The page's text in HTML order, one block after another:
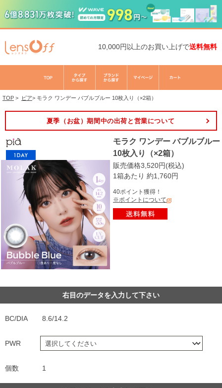
10,000円以上のお買い上げで送料無料
TOP > ピア> モラク ワンデー バブルブルー 10枚入り（×2箱）
夏季（お盆）期間中の出荷と営業について
モラク ワンデー バブルブルー
10枚入り（×2箱）
販売価格3,520円(税込)
1箱あたり 約1,760円
40ポイント獲得！
※ポイントについて
右目のデータを入力して下さい
BC/DIA 8.6/14.2
PWR
個数 1